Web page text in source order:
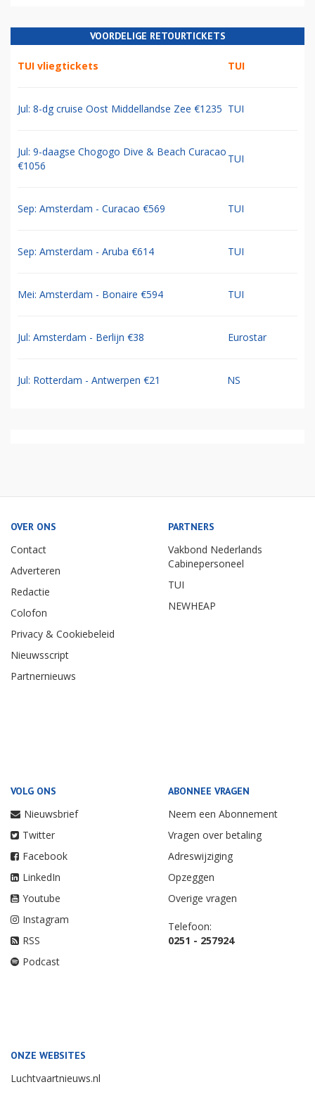
VOORDELIGE RETOURTICKETS
TUI vliegtickets TUI
Jul: 8-dg cruise Oost Middellandse Zee €1235 TUI
Jul: 9-daagse Chogogo Dive & Beach Curacao
€1056
TUI
Sep: Amsterdam - Curacao €569 TUI
Sep: Amsterdam - Aruba €614 TUI
Mei: Amsterdam - Bonaire €594 TUI
Jul: Amsterdam - Berlijn €38 Eurostar
Jul: Rotterdam - Antwerpen €21 NS
OVER ONS
Contact
Adverteren
Redactie
Colofon
Privacy & Cookiebeleid
Nieuwsscript
Partnernieuws
PARTNERS
Vakbond Nederlands
Cabinepersoneel
TUI
NEWHEAP
VOLG ONS
Nieuwsbrief
Twitter
Facebook
LinkedIn
Youtube
Instagram
RSS
Podcast
ABONNEE VRAGEN
Neem een Abonnement
Vragen over betaling
Adreswijziging
Opzeggen
Overige vragen
Telefoon:
0251 - 257924
ONZE WEBSITES
Luchtvaartnieuws.nl